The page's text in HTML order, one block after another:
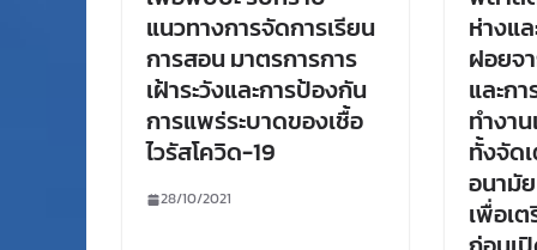
แนวทางการจัดการเรียน
การสอน มาตรการการ
เฝ้าระวังและการป้องกัน
การแพร่ระบาดของเชื้อ
ไวรัสโควิด-19
28/10/2021
ห่างแ
ฝอยจ
และก
ทำงา
ทั้งจัด
อนามั
เพื่อเ